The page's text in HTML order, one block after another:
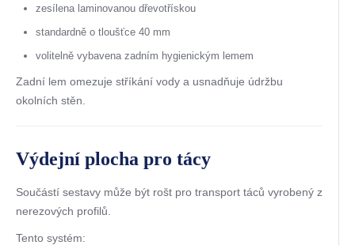
zesílena laminovanou dřevotřískou
standardně o tloušťce 40 mm
volitelně vybavena zadním hygienickým lemem
Zadní lem omezuje stříkání vody a usnadňuje údržbu
okolních stěn.
Výdejní plocha pro tácy
Součástí sestavy může být rošt pro transport táců vyrobený z
nerezových profilů.
Tento systém: